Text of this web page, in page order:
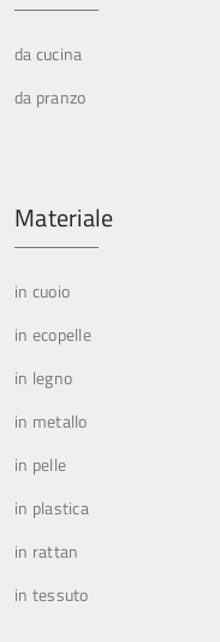
da cucina
da pranzo
Materiale
in cuoio
in ecopelle
in legno
in metallo
in pelle
in plastica
in rattan
in tessuto